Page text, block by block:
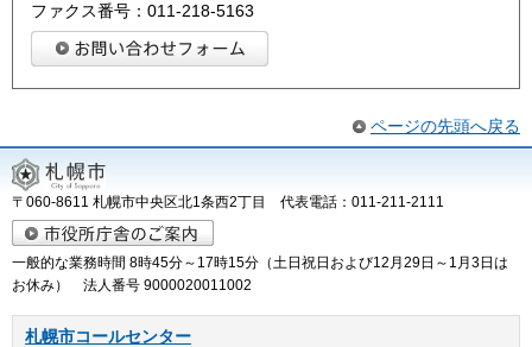
ファクス番号：011-218-5163
ページの先頭へ戻る
〒060-8611 札幌市中央区北1条西2丁目 代表電話：011-211-2111
一般的な業務時間 8時45分～17時15分（土日祝日および12月29日～1月3日は
お休み） 法人番号 9000020011002
札幌市コールセンター